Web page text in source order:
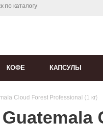
КОФЕ КАПСУЛЫ
Cloud Forest Professional (1 кг)